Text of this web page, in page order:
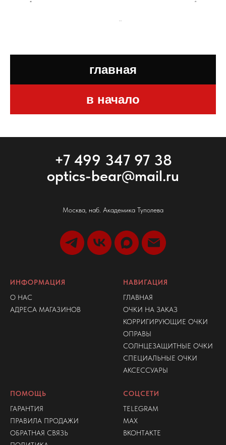
главная
в начало
+7 499 347 97 38
optics-bear@mail.ru
Москва, наб. Академика Туполева
ИНФОРМАЦИЯ
О НАС
АДРЕСА МАГАЗИНОВ
НАВИГАЦИЯ
ГЛАВНАЯ
ОЧКИ НА ЗАКАЗ
КОРРИГИРУЮЩИЕ ОЧКИ
ОПРАВЫ
СОЛНЦЕЗАЩИТНЫЕ ОЧКИ
СПЕЦИАЛЬНЫЕ ОЧКИ
АКСЕССУАРЫ
ПОМОЩЬ
ГАРАНТИЯ
ПРАВИЛА ПРОДАЖИ
ОБРАТНАЯ СВЯЗЬ
СОЦСЕТИ
TELEGRAM
MAX
ВКОНТАКТЕ